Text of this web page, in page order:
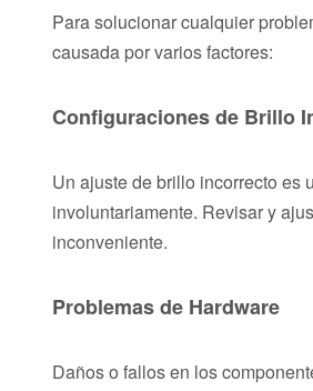
Para solucionar cualquier
causada por varios factores:
Configuraciones de Brillo
Un ajuste de brillo incorrecto es
involuntariamente. Revisar y
inconveniente.
Problemas de Hardware
Daños o fallos en los